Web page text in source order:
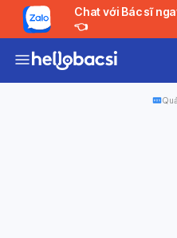
Chat với Bác sĩ ngay 👉 Nhận tư vấn MIỄN
👈